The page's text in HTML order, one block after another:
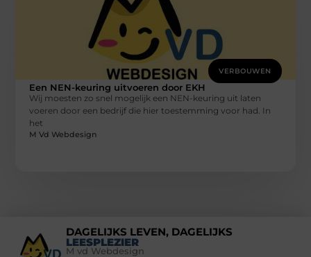
VERBOUWEN
Een NEN-keuring uitvoeren door EKH
Wij moesten zo snel mogelijk een NEN-keuring uit laten
voeren door een bedrijf die hier toestemming voor had. In
het
M Vd Webdesign
DAGELIJKS LEVEN, DAGELIJKS
LEESPLEZIER
M vd Webdesign